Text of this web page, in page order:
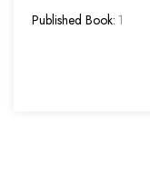
Published Book: 1